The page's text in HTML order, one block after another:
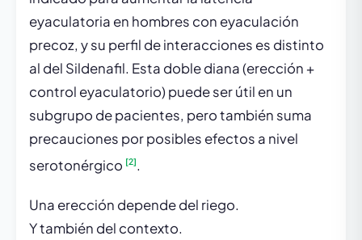
eyaculatoria en hombres con eyaculación
precoz, y su perfil de interacciones es distinto
al del Sildenafil. Esta doble diana (erección +
control eyaculatorio) puede ser útil en un
subgrupo de pacientes, pero también suma
precauciones por posibles efectos a nivel
serotonérgico [2].
Una erección depende del riego.
Y también del contexto.